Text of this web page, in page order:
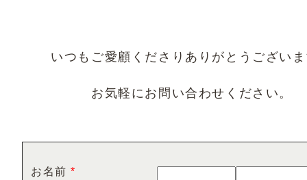
いつもご愛顧くださりありがとうござい
お気軽にお問い合わせください。
お名前 *